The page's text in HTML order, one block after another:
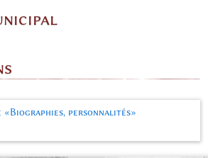
«Biographies, personnalités»